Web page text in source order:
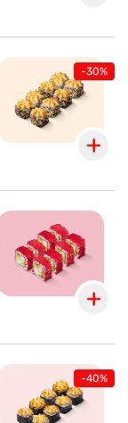
-30%
-40%